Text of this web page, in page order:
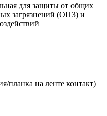
для защиты от общих
загрязнений (ОПЗ) и
планка на ленте контакт)